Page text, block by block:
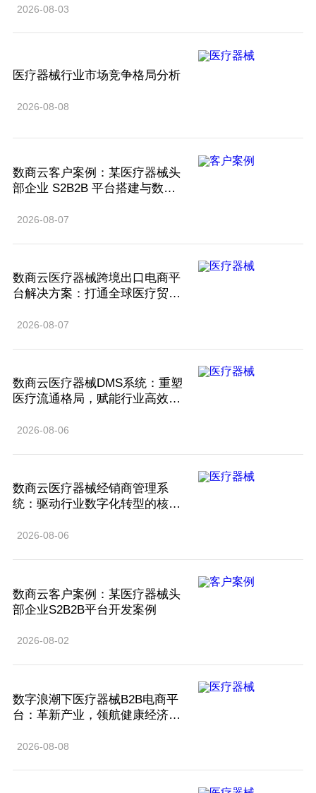
2026-08-03
医疗器械行业市场竞争格局分析
2026-08-08
数商云客户案例：某医疗器械头
部企业 S2B2B 平台搭建与数字
2026-08-07
数商云医疗器械跨境出口电商平
台解决方案：打通全球医疗贸易
2026-08-07
数商云医疗器械DMS系统：重塑
医疗流通格局，赋能行业高效发
2026-08-06
数商云医疗器械经销商管理系
统：驱动行业数字化转型的核心
2026-08-06
数商云客户案例：某医疗器械头
部企业S2B2B平台开发案例
2026-08-02
数字浪潮下医疗器械B2B电商平
台：革新产业，领航健康经济新
2026-08-08